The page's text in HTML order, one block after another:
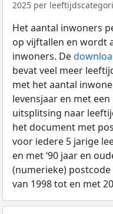
2025 per
Het aantal inwoners
op vijftallen en wordt
inwoners. De
bevat veel meer
met het aantal
levensjaar en met
uitsplitsing naar
het document met
voor iedere 5 jarige
en met ‘90 jaar en
(numerieke)
van 1998 tot en met